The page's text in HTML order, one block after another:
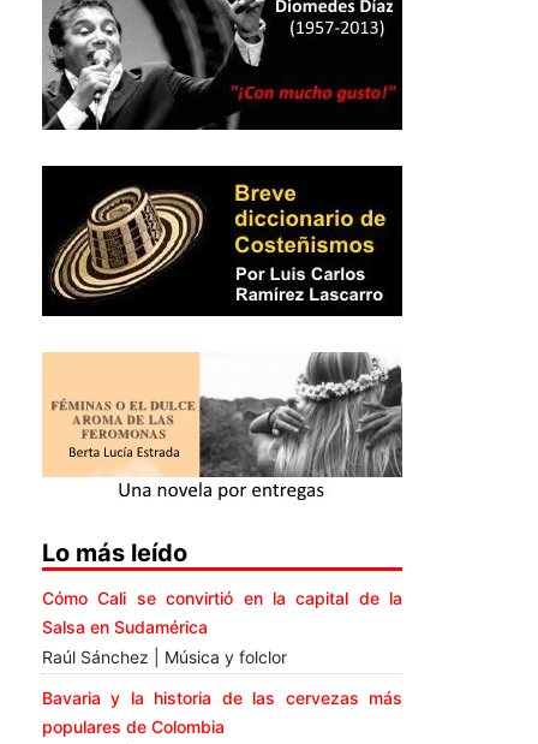
Lo más leído
Cómo Cali se convirtió en la capital de la
Salsa en Sudamérica
Raúl Sánchez | Música y folclor
Bavaria y la historia de las cervezas más
populares de Colombia